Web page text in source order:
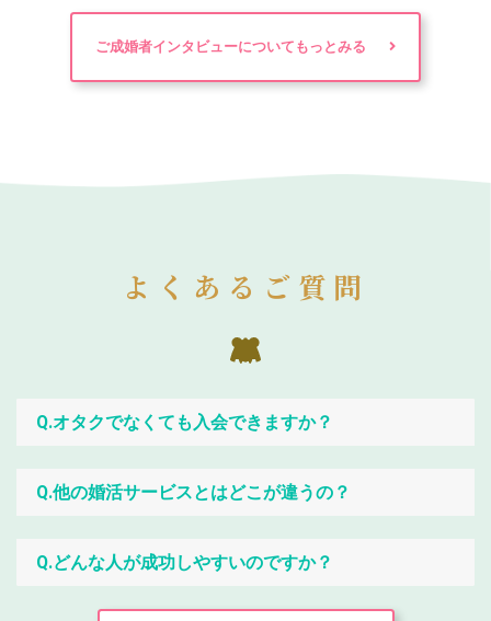
ご成婚者インタビューについてもっとみる
よくあるご質問
Q.オタクでなくても入会できますか？
Q.他の婚活サービスとはどこが違うの？
Q.どんな人が成功しやすいのですか？